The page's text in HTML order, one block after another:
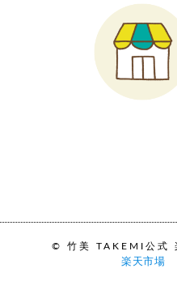
© 竹美 TAKEMI公式
楽天市場